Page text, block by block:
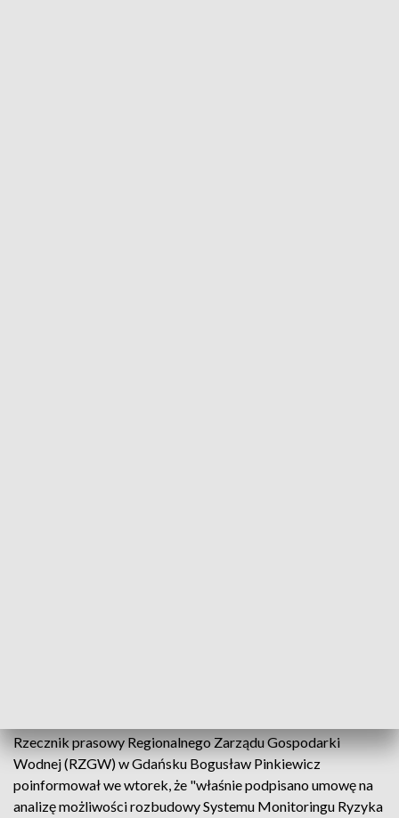
Rzecznik prasowy Regionalnego Zarządu Gospodarki
Wodnej (RZGW) w Gdańsku Bogusław Pinkiewicz
poinformował we wtorek, że "właśnie podpisano umowę na
analizę możliwości rozbudowy Systemu Monitoringu Ryzyka